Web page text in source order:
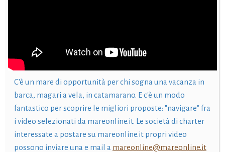
C'è un mare di opportunità per chi sogna una vacanza in
barca, magari a vela, in catamarano. E c'è un modo
fantastico per scoprire le migliori proposte: "navigare" fra
i video selezionati da mareonline.it. Le società di charter
interessate a postare su mareonline.it propri video
possono inviare una e mail a mareonline@mareonline.it